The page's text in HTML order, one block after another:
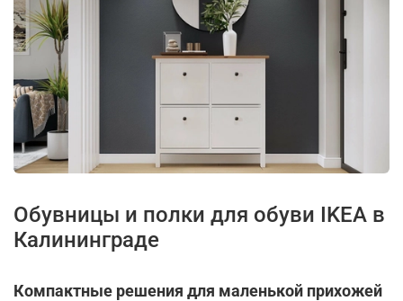
Обувницы и полки для обуви IKEA в
Калининграде
Компактные решения для маленькой прихожей